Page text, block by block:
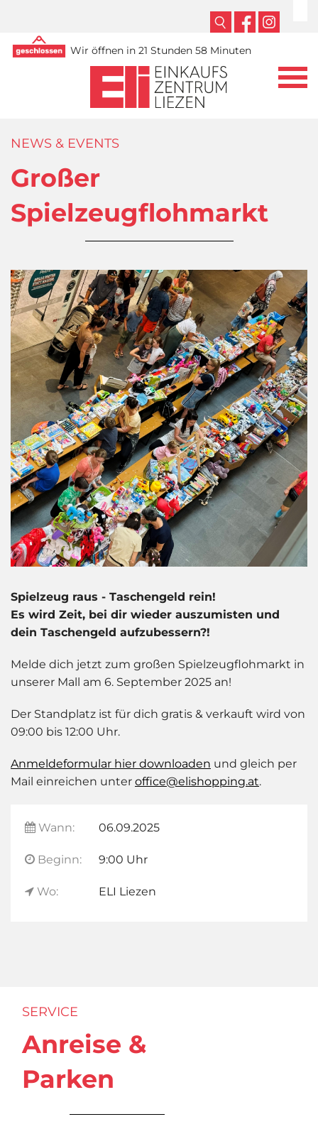
Wir öffnen in 21 Stunden 58 Minuten
NEWS & EVENTS
Großer
Spielzeugflohmarkt
Spielzeug raus - Taschengeld rein!
Es wird Zeit, bei dir wieder auszumisten und
dein Taschengeld aufzubessern?!
Melde dich jetzt zum großen Spielzeugflohmarkt in
unserer Mall am 6. September 2025 an!
Der Standplatz ist für dich gratis & verkauft wird von
09:00 bis 12:00 Uhr.
Anmeldeformular hier downloaden und gleich per
Mail einreichen unter office@elishopping.at.
Wann: 06.09.2025
Beginn: 9:00 Uhr
Wo: ELI Liezen
SERVICE
Anreise &
Parken